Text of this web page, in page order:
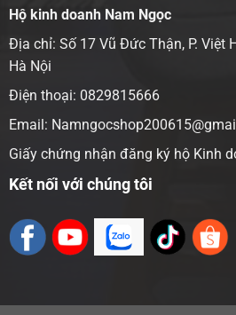
Hộ kinh doanh Nam Ngọc
Địa chỉ: Số 17 Vũ Đức Thận, P. Việt
Hà Nội
Điện thoại: 0829815666
Email:
Giấy chứng nhận đăng ký hộ Kinh
Kết nối với chúng tôi